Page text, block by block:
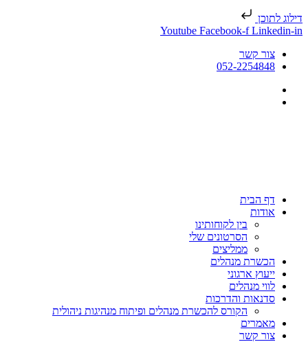
דילוג לתוכן
Youtube Facebook-f Linkedin-in
צור קשר
052-2254848
דף הבית
אודות
בין לקוחותינו
הסרטונים שלי
ממליצים
הכשרת מנהלים
ייעוץ ארגוני
לווי מנהלים
סדנאות והדרכות
הקורס להכשרת מנהלים ופיתוח מנהיגות ניהולית
מאמרים
צור קשר